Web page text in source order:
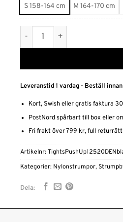
S 158-164 cm M 164-170 cm
Tights shape 125 denier
Leveranstid 1 vardag - Beställ
Kort, Swish eller gratis faktura
PostNord spårbart till box eller
Fri frakt över 799 kr, full
Artikelnr:
Kategorier: Nylonstrumpor,
Dela: